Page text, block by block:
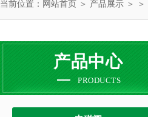
当前位置： 网站首页 ＞ 产品展示 ＞ ＞
产品中心
PRODUCTS